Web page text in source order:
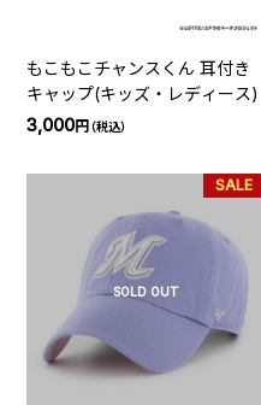
もこもこチャンスくん 耳付き
キャップ(キッズ・レディース)
3,000円（税込）
SOLD OUT
SALE